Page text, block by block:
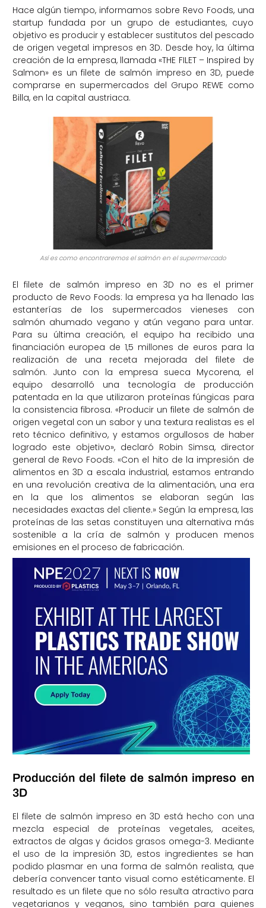
Hace algún tiempo, informamos sobre Revo Foods, una
startup fundada por un grupo de estudiantes, cuyo
objetivo es producir y establecer sustitutos del pescado
de origen vegetal impresos en 3D. Desde hoy, la última
creación de la empresa, llamada «THE FILET – Inspired by
Salmon» es un filete de salmón impreso en 3D, puede
comprarse en supermercados del Grupo REWE como
Billa, en la capital austriaca.
Así es como encontraremos el salmón en el supermercado
El filete de salmón impreso en 3D no es el primer
producto de Revo Foods: la empresa ya ha llenado las
estanterías de los supermercados vieneses con
salmón ahumado vegano y atún vegano para untar.
Para su última creación, el equipo ha recibido una
financiación europea de 1,5 millones de euros para la
realización de una receta mejorada del filete de
salmón. Junto con la empresa sueca Mycorena, el
equipo desarrolló una tecnología de producción
patentada en la que utilizaron proteínas fúngicas para
la consistencia fibrosa. «Producir un filete de salmón de
origen vegetal con un sabor y una textura realistas es el
reto técnico definitivo, y estamos orgullosos de haber
logrado este objetivo», declaró Robin Simsa, director
general de Revo Foods. «Con el hito de la impresión de
alimentos en 3D a escala industrial, estamos entrando
en una revolución creativa de la alimentación, una era
en la que los alimentos se elaboran según las
necesidades exactas del cliente.» Según la empresa, las
proteínas de las setas constituyen una alternativa más
sostenible a la cría de salmón y producen menos
emisiones en el proceso de fabricación.
Producción del filete de salmón impreso en
3D
El filete de salmón impreso en 3D está hecho con una
mezcla especial de proteínas vegetales, aceites,
extractos de algas y ácidos grasos omega-3. Mediante
el uso de la impresión 3D, estos ingredientes se han
podido plasmar en una forma de salmón realista, que
debería convencer tanto visual como estéticamente. El
resultado es un filete que no sólo resulta atractivo para
vegetarianos y veganos, sino también para quienes